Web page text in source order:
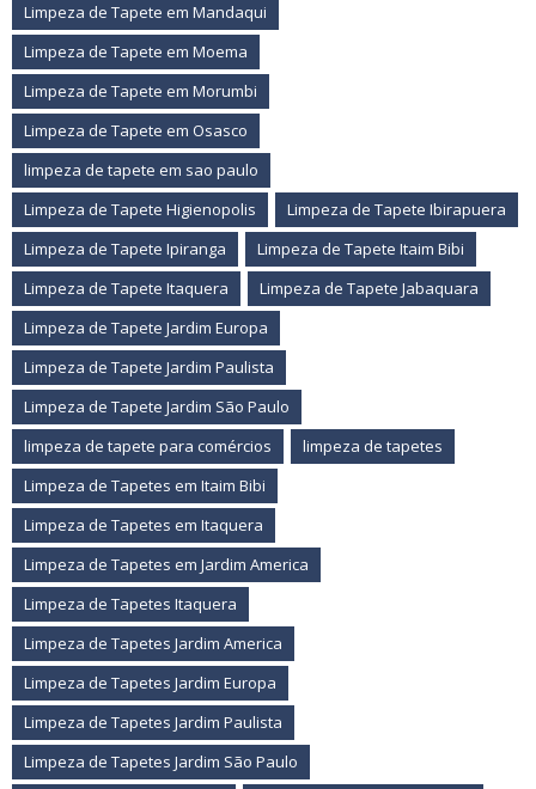
Limpeza de Tapete em Mandaqui
Limpeza de Tapete em Moema
Limpeza de Tapete em Morumbi
Limpeza de Tapete em Osasco
limpeza de tapete em sao paulo
Limpeza de Tapete Higienopolis
Limpeza de Tapete Ibirapuera
Limpeza de Tapete Ipiranga
Limpeza de Tapete Itaim Bibi
Limpeza de Tapete Itaquera
Limpeza de Tapete Jabaquara
Limpeza de Tapete Jardim Europa
Limpeza de Tapete Jardim Paulista
Limpeza de Tapete Jardim São Paulo
limpeza de tapete para comércios
limpeza de tapetes
Limpeza de Tapetes em Itaim Bibi
Limpeza de Tapetes em Itaquera
Limpeza de Tapetes em Jardim America
Limpeza de Tapetes Itaquera
Limpeza de Tapetes Jardim America
Limpeza de Tapetes Jardim Europa
Limpeza de Tapetes Jardim Paulista
Limpeza de Tapetes Jardim São Paulo